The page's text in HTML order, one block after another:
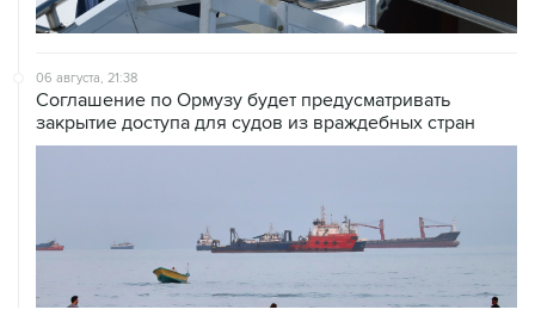
06 августа, 21:38
Соглашение по Ормузу будет предусматривать
закрытие доступа для судов из враждебных стран